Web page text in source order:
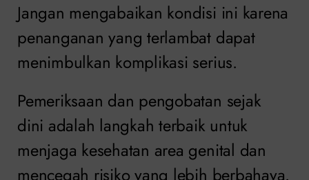
Jangan mengabaikan kondisi ini karena
penanganan yang terlambat dapat
menimbulkan komplikasi serius.
Pemeriksaan dan pengobatan sejak
dini adalah langkah terbaik untuk
menjaga kesehatan area genital dan
mencegah risiko yang lebih berbahaya.